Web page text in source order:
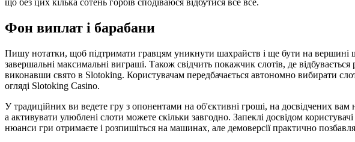
Фон виплат і барабани
Пишу нотатки, щоб підтримати гравцям уникнути шахрайств і ще бути на вершині
завершальні максимальні виграші. Також свідчить покажчик слотів, де
виконавши свято в Slotoking. Користувачам передбачається автономно вибирати
огляді Slotoking Casino.
У традиційних ви ведете гру з опонентами на об'єктивні гроші, на досвідчених
а активувати улюблені слоти можете скільки завгодно. Запеклі досвідом
нюанси гри отримаєте і розпишіться на машинах, але демоверсії практично